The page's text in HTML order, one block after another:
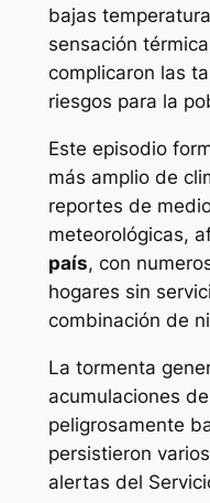
bajas
sensación
complicaron las
riesgos para la
Este episodio
más amplio de
reportes de
meteorológicas,
país, con
hogares sin
combinación de
La tormenta
acumulaciones
peligrosamente
persistieron
alertas del